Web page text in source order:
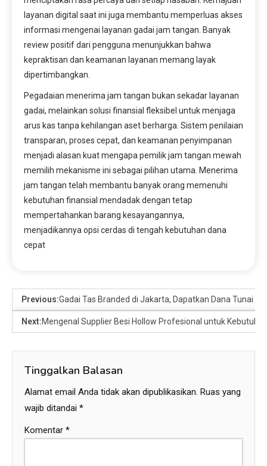
layanan digital saat ini juga membantu memperluas akses
informasi mengenai layanan gadai jam tangan. Banyak
review positif dari pengguna menunjukkan bahwa
kepraktisan dan keamanan layanan memang layak
dipertimbangkan.
Pegadaian menerima jam tangan bukan sekadar layanan
gadai, melainkan solusi finansial fleksibel untuk menjaga
arus kas tanpa kehilangan aset berharga. Sistem penilaian
transparan, proses cepat, dan keamanan penyimpanan
menjadi alasan kuat mengapa pemilik jam tangan mewah
memilih mekanisme ini sebagai pilihan utama. Menerima
jam tangan telah membantu banyak orang memenuhi
kebutuhan finansial mendadak dengan tetap
mempertahankan barang kesayangannya,
menjadikannya opsi cerdas di tengah kebutuhan dana
cepat
Previous:Gadai Tas Branded di Jakarta, Dapatkan Dana Tunai
Next:Mengenal Supplier Besi Hollow Profesional untuk
Tinggalkan Balasan
Alamat email Anda tidak akan dipublikasikan. Ruas yang
wajib ditandai *
Komentar *